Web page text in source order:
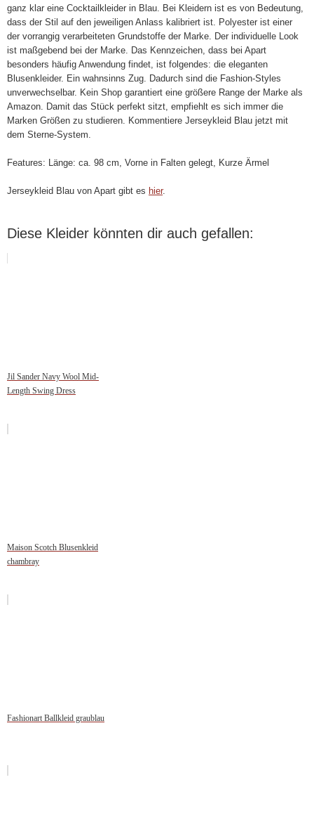
ganz klar eine Cocktailkleider in Blau. Bei Kleidern ist es von Bedeutung,
dass der Stil auf den jeweiligen Anlass kalibriert ist. Polyester ist einer
der vorrangig verarbeiteten Grundstoffe der Marke. Der individuelle Look
ist maßgebend bei der Marke. Das Kennzeichen, dass bei Apart
besonders häufig Anwendung findet, ist folgendes: die eleganten
Blusenkleider. Ein wahnsinns Zug. Dadurch sind die Fashion-Styles
unverwechselbar. Kein Shop garantiert eine größere Range der Marke als
Amazon. Damit das Stück perfekt sitzt, empfiehlt es sich immer die
Marken Größen zu studieren. Kommentiere Jerseykleid Blau jetzt mit
dem Sterne-System.
Features: Länge: ca. 98 cm, Vorne in Falten gelegt, Kurze Ärmel
Jerseykleid Blau von Apart gibt es hier.
Diese Kleider könnten dir auch gefallen:
Jil Sander Navy Wool Mid-
Length Swing Dress
Maison Scotch Blusenkleid
chambray
Fashionart Ballkleid graublau